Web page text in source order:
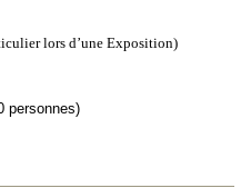
lors d’une Exposition)
personnes)